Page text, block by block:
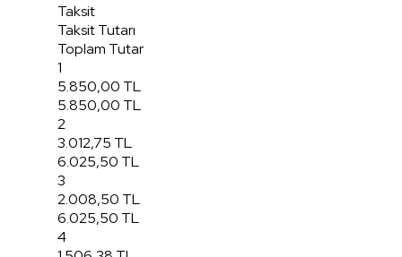
Taksit
Taksit Tutarı
Toplam Tutar
1
5.850,00 TL
5.850,00 TL
2
3.012,75 TL
6.025,50 TL
3
2.008,50 TL
6.025,50 TL
4